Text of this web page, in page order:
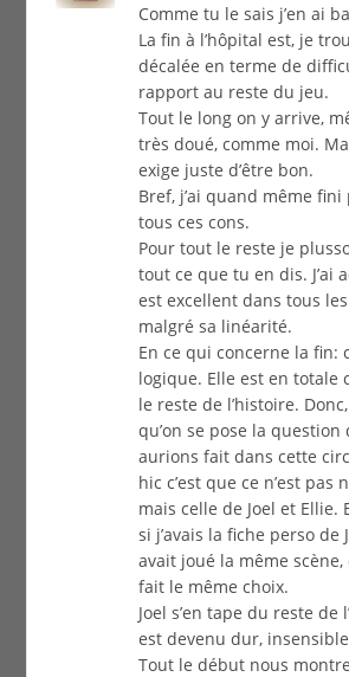
Comme tu le sais j’en ai
La fin à l’hôpital est, je
décalée en terme de
rapport au reste du jeu.
Tout le long on y arrive,
très doué, comme moi.
exige juste d’être bon.
Bref, j’ai quand même
tous ces cons.
Pour tout le reste je
tout ce que tu en dis. J’ai
est excellent dans tous
malgré sa linéarité.
En ce qui concerne la fin:
logique. Elle est en totale
le reste de l’histoire.
qu’on se pose la question
aurions fait dans cette
hic c’est que ce n’est pas
mais celle de Joel et Ellie.
si j’avais la fiche perso de
avait joué la même scène,
fait le même choix.
Joel s’en tape du reste de
est devenu dur,
Tout le début nous